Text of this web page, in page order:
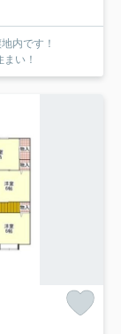
内です！
い！